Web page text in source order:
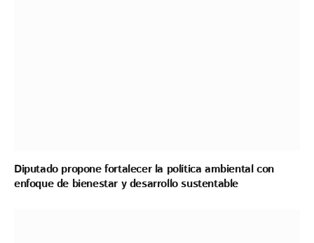
Diputado propone fortalecer la política ambiental con
enfoque de bienestar y desarrollo sustentable